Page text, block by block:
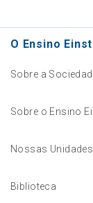
O Ensino
Sobre a
Sobre o Ensino
Nossas Unidades
Biblioteca